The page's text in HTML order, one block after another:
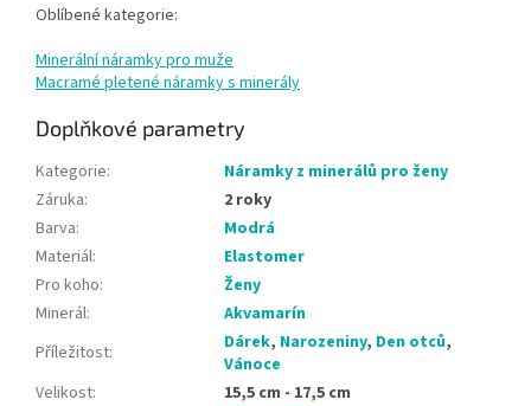
Oblíbené kategorie:
Minerální náramky pro muže
Macramé pletené náramky s minerály
Doplňkové parametry
Kategorie:
Náramky z minerálů pro ženy
Záruka:
2 roky
Barva:
Modrá
Materiál:
Elastomer
Pro koho:
Ženy
Minerál:
Akvamarín
Příležitost: Dárek, Narozeniny, Den otců,
Vánoce
Velikost:
15,5 cm - 17,5 cm